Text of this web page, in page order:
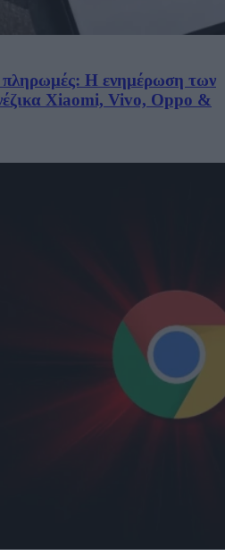
πληρωμές: Η ενημέρωση των
Xiaomi, Vivo, Oppo &